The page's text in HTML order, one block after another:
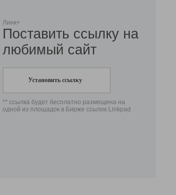
Линк+
Поставить ссылку на
любимый сайт
Установить ссылку
** ссылка будет бесплатно размещена на
одной из площадок в Бирже ссылок Linkpad